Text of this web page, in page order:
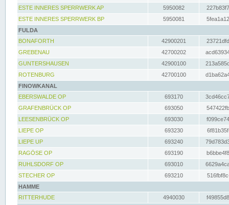
ESTE INNERES SPERRWERK AP
5950082
ESTE INNERES SPERRWERK BP
5950081
FULDA
BONAFORTH
42900201
GREBENAU
42700202
GUNTERSHAUSEN
42900100
ROTENBURG
42700100
FINOWKANAL
EBERSWALDE OP
693170
GRAFENBRÜCK OP
693050
LEESENBRÜCK OP
693030
LIEPE OP
693230
LIEPE UP
693240
RAGÖSE OP
693190
RUHLSDORF OP
693010
STECHER OP
693210
HAMME
RITTERHUDE
4940030